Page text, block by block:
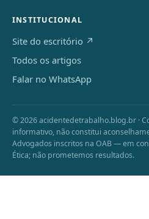
INSTITUCIONAL
Site do escritório ↗
Todos os artigos
Falar no WhatsApp
© 2026 acidentedetrabalho.blog.br ·
informativo, não constitui
Advogados inscritos na OAB — em
Ética; não prometemos resultados.